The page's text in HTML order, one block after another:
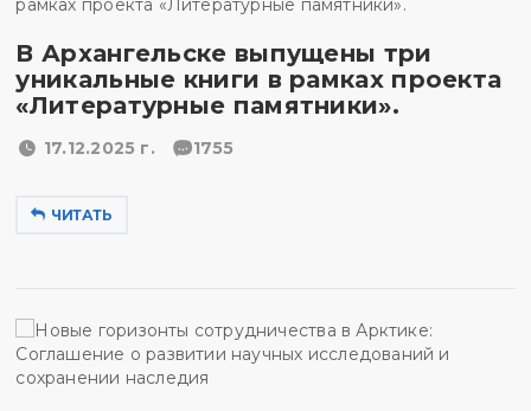
В Архангельске выпущены три
уникальные книги в рамках проекта
«Литературные памятники».
17.12.2025 г. 1755
ЧИТАТЬ